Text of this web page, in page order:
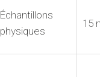
Échantillons
physiques
15